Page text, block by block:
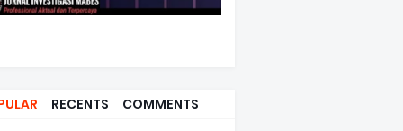
RECENTS COMMENTS